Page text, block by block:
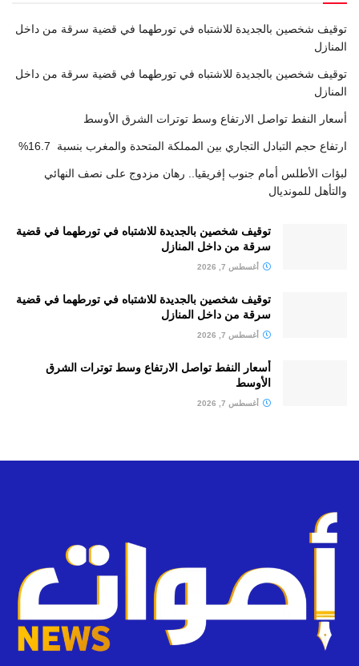
توقيف شخصين بالجديدة للاشتباه في تورطهما في قضية سرقة من داخل
المنازل
توقيف شخصين بالجديدة للاشتباه في تورطهما في قضية سرقة من داخل
المنازل
أسعار النفط تواصل الارتفاع وسط توترات الشرق الأوسط
ارتفاع حجم التبادل التجاري بين المملكة المتحدة والمغرب بنسبة 16.7%
لبؤات الأطلس أمام جنوب إفريقيا.. رهان مزدوج على نصف النهائي
والتأهل للمونديال
توقيف شخصين بالجديدة للاشتباه في تورطهما في قضية
سرقة من داخل المنازل
أغسطس 7, 2026
توقيف شخصين بالجديدة للاشتباه في تورطهما في قضية
سرقة من داخل المنازل
أغسطس 7, 2026
أسعار النفط تواصل الارتفاع وسط توترات الشرق
الأوسط
أغسطس 7, 2026